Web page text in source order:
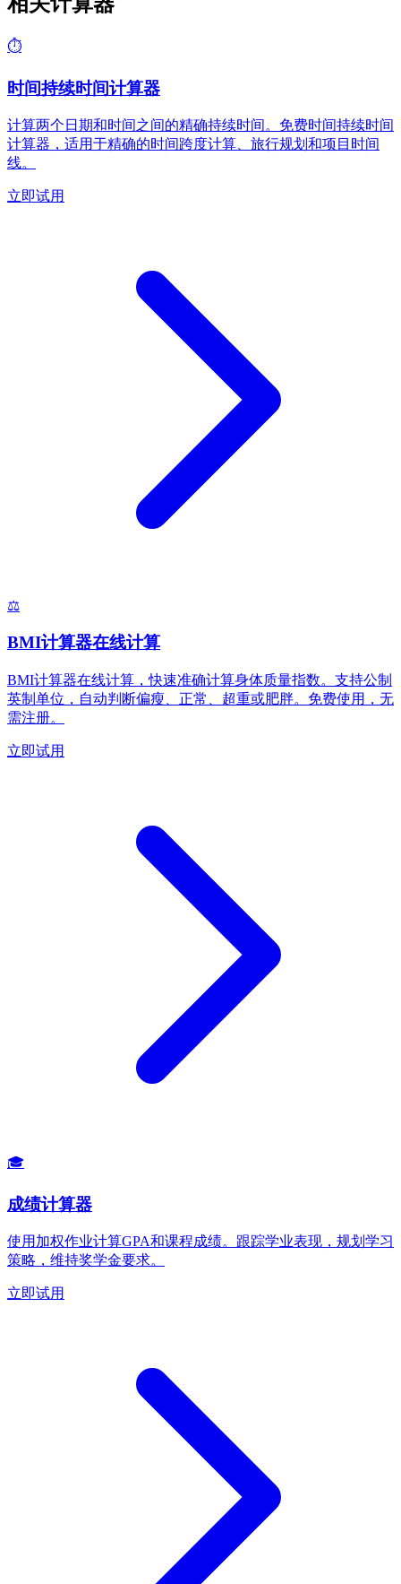
⏱️
时间持续时间计算器
计算两个日期和时间之间的精确持续时间。免费时间持续时间
计算器，适用于精确的时间跨度计算、旅行规划和项目时间
线。
立即试用
⚖️
BMI计算器在线计算
BMI计算器在线计算，快速准确计算身体质量指数。支持公制
英制单位，自动判断偏瘦、正常、超重或肥胖。免费使用，无
需注册。
立即试用
🎓
成绩计算器
使用加权作业计算GPA和课程成绩。跟踪学业表现，规划学习
策略，维持奖学金要求。
立即试用